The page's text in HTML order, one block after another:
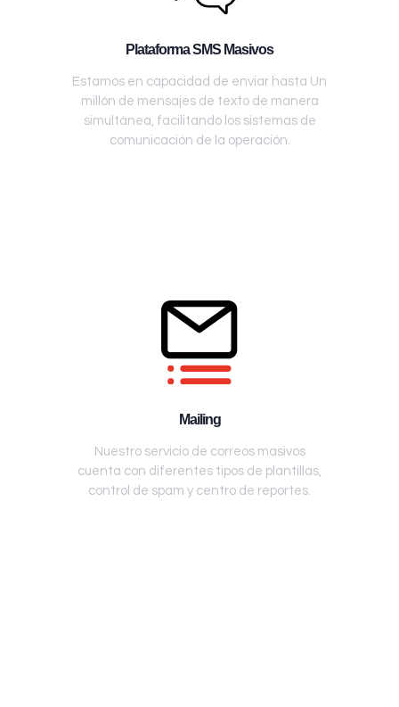
Plataforma SMS Masivos
Estamos en capacidad de enviar hasta Un
millón de mensajes de texto de manera
simultánea, facilitando los sistemas de
comunicación de la operación.
Mailing
Nuestro servicio de correos masivos
cuenta con diferentes tipos de plantillas,
control de spam y centro de reportes.